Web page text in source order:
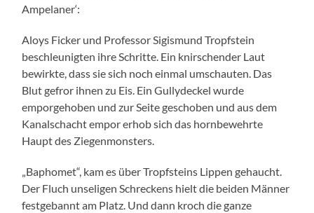
Ampelaner‘:
Aloys Ficker und Professor Sigismund Tropfstein
beschleunigten ihre Schritte. Ein knirschender Laut
bewirkte, dass sie sich noch einmal umschauten. Das
Blut gefror ihnen zu Eis. Ein Gullydeckel wurde
emporgehoben und zur Seite geschoben und aus dem
Kanalschacht empor erhob sich das hornbewehrte
Haupt des Ziegenmonsters.
„Baphomet“, kam es über Tropfsteins Lippen gehaucht.
Der Fluch unseligen Schreckens hielt die beiden Männer
festgebannt am Platz. Und dann kroch die ganze